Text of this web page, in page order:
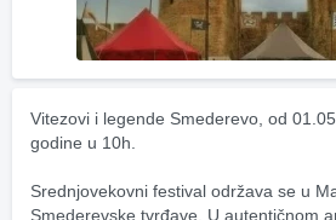
Vitezovi i legende Smederevo, od
godine u 10h.
Srednjovekovni festival održava se u
Smederevske tvrđave. U autentičnom